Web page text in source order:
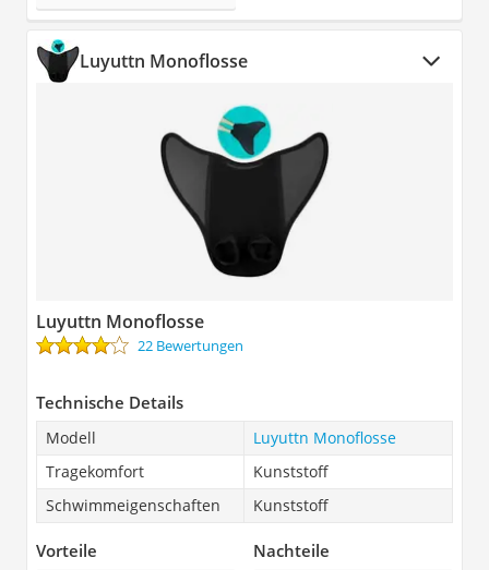
Luyuttn Monoflosse
Luyuttn Monoflosse
22 Bewertungen
Technische Details
Modell
Luyuttn Monoflosse
Tragekomfort
Kunststoff
Schwimmeigenschaften
Kunststoff
Vorteile Nachteile